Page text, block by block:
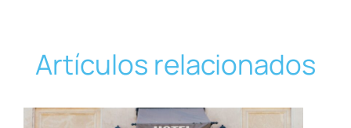
Artículos relacionados